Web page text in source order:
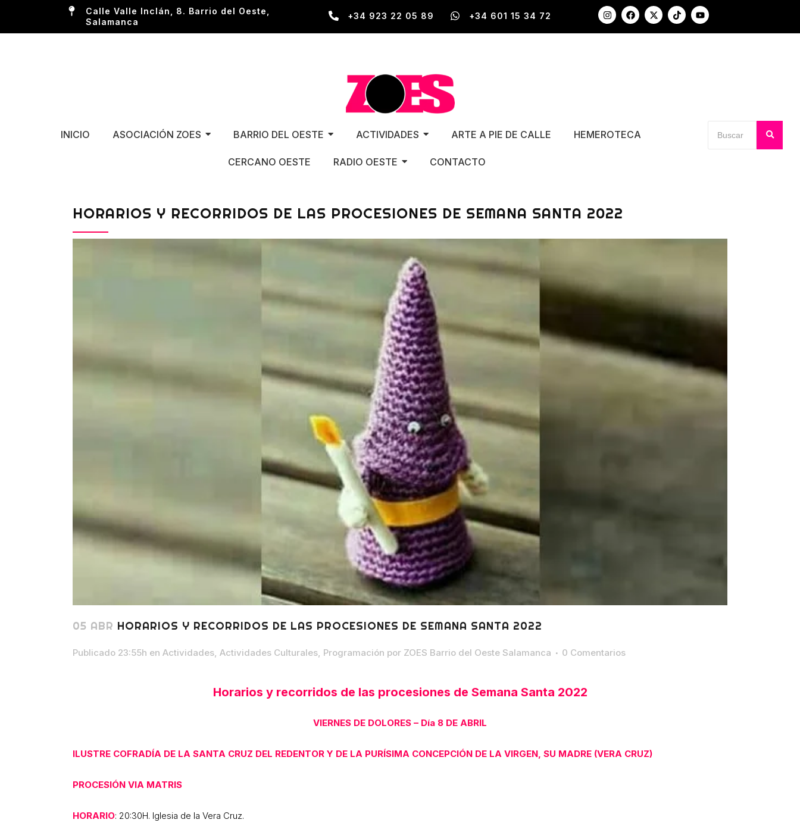
Calle Valle Inclán, 8. Barrio del Oeste,
Salamanca
+34 923 22 05 89 +34 601 15 34 72
INICIO ASOCIACIÓN ZOES BARRIO DEL OESTE ACTIVIDADES ARTE A PIE DE CALLE HEMEROTECA
CERCANO OESTE RADIO OESTE CONTACTO
HORARIOS Y RECORRIDOS DE LAS PROCESIONES DE SEMANA SANTA 2022
05 ABR HORARIOS Y RECORRIDOS DE LAS PROCESIONES DE SEMANA SANTA 2022
Publicado 23:55h en Actividades Actividades Culturales Programación por ZOES Barrio del Oeste Salamanca 0 Comentarios
Horarios y recorridos de las procesiones de Semana Santa 2022
VIERNES DE DOLORES – Día 8 DE ABRIL
ILUSTRE COFRADÍA DE LA SANTA CRUZ DEL REDENTOR Y DE LA PURÍSIMA CONCEPCIÓN DE LA VIRGEN, SU MADRE (VERA CRUZ)
PROCESIÓN VIA MATRIS
HORARIO: 20:30H. Iglesia de la Vera Cruz.